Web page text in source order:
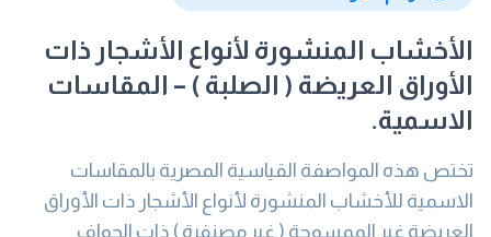
الأخشاب المنشورة لأنواع الأشجار ذات
الأوراق العريضة ( الصلبة ) – المقاسات
الاسمية.
تختص هذه المواصفة القياسية المصرية بالمقاسات
الاسمية للأخشاب المنشورة لأنواع الأشجار ذات الأوراق
العريضة غير الممسوحة ( غير مصنفرة ) ذات الحواف